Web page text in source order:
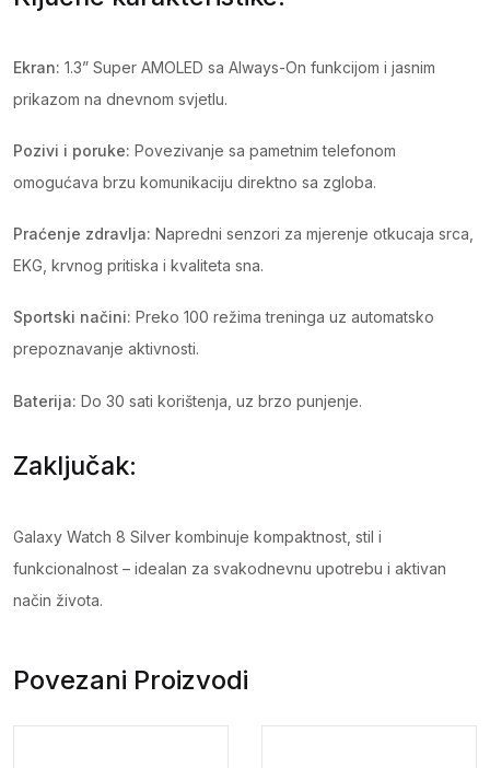
Ekran: 1.3” Super AMOLED sa Always-On funkcijom i jasnim
prikazom na dnevnom svjetlu.
Pozivi i poruke: Povezivanje sa pametnim telefonom
omogućava brzu komunikaciju direktno sa zgloba.
Praćenje zdravlja: Napredni senzori za mjerenje otkucaja srca,
EKG, krvnog pritiska i kvaliteta sna.
Sportski načini: Preko 100 režima treninga uz automatsko
prepoznavanje aktivnosti.
Baterija: Do 30 sati korištenja, uz brzo punjenje.
Zaključak:
Galaxy Watch 8 Silver kombinuje kompaktnost, stil i
funkcionalnost – idealan za svakodnevnu upotrebu i aktivan
način života.
Povezani Proizvodi